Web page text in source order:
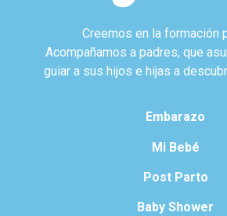
Creemos en la formación
Acompañamos a padres, que
guiar a sus hijos e hijas a
Embarazo
Mi Bebé
Post Parto
Baby Shower